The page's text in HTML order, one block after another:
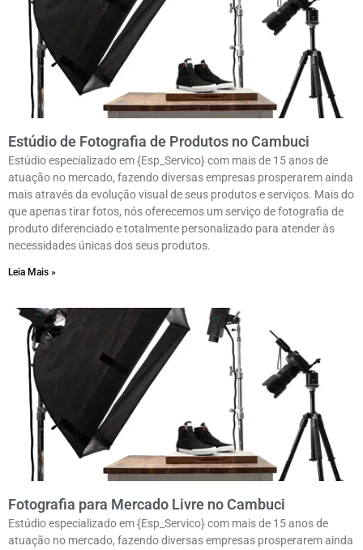
Estúdio de Fotografia de Produtos no Cambuci
Estúdio especializado em {Esp_Servico} com mais de 15 anos de
atuação no mercado, fazendo diversas empresas prosperarem ainda
mais através da evolução visual de seus produtos e serviços. Mais do
que apenas tirar fotos, nós oferecemos um serviço de fotografia de
produto diferenciado e totalmente personalizado para atender às
necessidades únicas dos seus produtos.
Leia Mais »
Fotografia para Mercado Livre no Cambuci
Estúdio especializado em {Esp_Servico} com mais de 15 anos de
atuação no mercado, fazendo diversas empresas prosperarem ainda